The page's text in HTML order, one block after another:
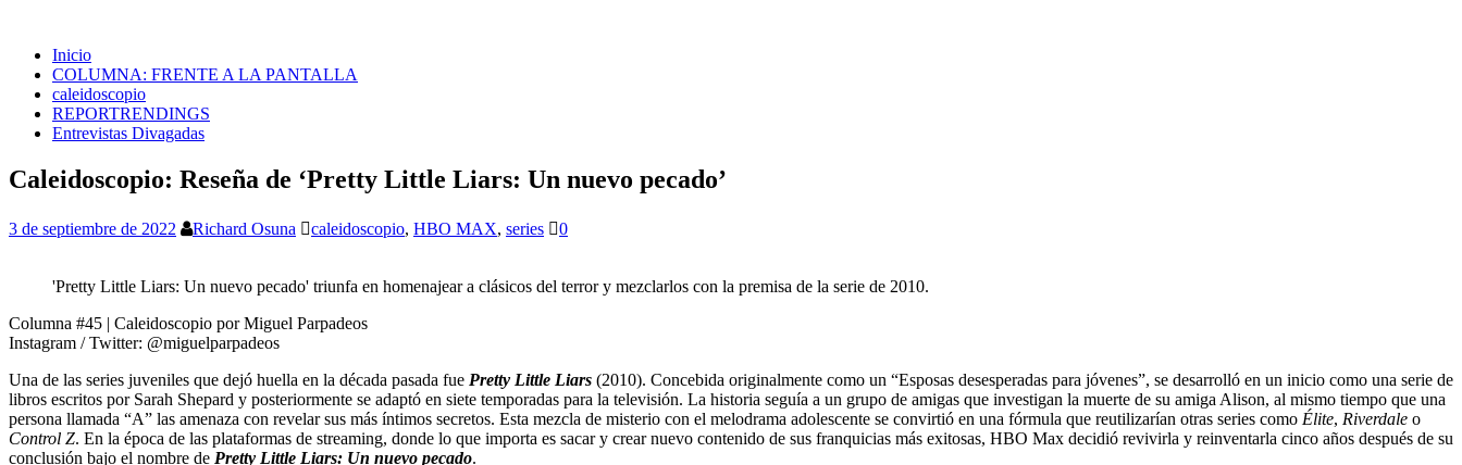
Inicio
COLUMNA: FRENTE A LA PANTALLA
caleidoscopio
REPORTRENDINGS
Entrevistas Divagadas
Caleidoscopio: Reseña de ‘Pretty Little Liars: Un nuevo pecado’
3 de septiembre de 2022 Richard Osuna caleidoscopio, HBO MAX, series 0
'Pretty Little Liars: Un nuevo pecado' triunfa en homenajear a clásicos del terror y mezclarlos con la premisa de la serie de 2010.
Columna #45 | Caleidoscopio por Miguel Parpadeos
Instagram / Twitter: @miguelparpadeos
Una de las series juveniles que dejó huella en la década pasada fue Pretty Little Liars (2010). Concebida originalmente como un “Esposas desesperadas para jóvenes”, se desarrolló en un inicio como una serie de
libros escritos por Sarah Shepard y posteriormente se adaptó en siete temporadas para la televisión. La historia seguía a un grupo de amigas que investigan la muerte de su amiga Alison, al mismo tiempo que una
persona llamada “A” las amenaza con revelar sus más íntimos secretos. Esta mezcla de misterio con el melodrama adolescente se convirtió en una fórmula que reutilizarían otras series como Élite, Riverdale o
Control Z. En la época de las plataformas de streaming, donde lo que importa es sacar y crear nuevo contenido de sus franquicias más exitosas, HBO Max decidió revivirla y reinventarla cinco años después de su
conclusión bajo el nombre de Pretty Little Liars: Un nuevo pecado.